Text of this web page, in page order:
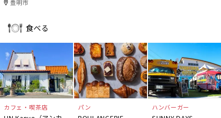
豊明市
食べる
カフェ・喫茶店 パン ハンバーガー